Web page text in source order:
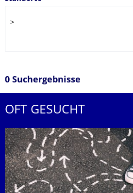
0 Suchergebnisse
OFT GESUCHT